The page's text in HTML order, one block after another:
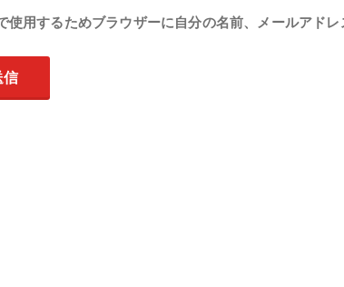
使用するためブラウザーに自分の名前、メールアドレ